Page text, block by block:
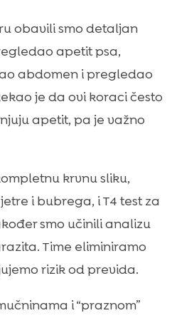
obavili smo detaljan
apetit psa,
abdomen i pregledao
je da ovi koraci često
apetit, pa je važno
krvnu sliku,
i bubrega, i T4 test za
smo učinili analizu
Time eliminiramo
rizik od previda.
i “praznom”